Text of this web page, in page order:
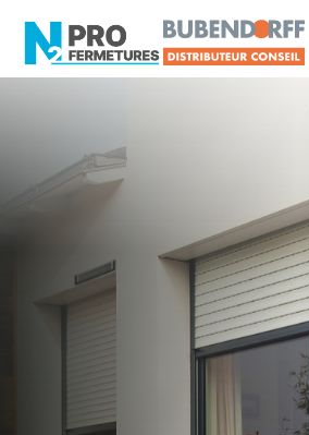
Distributeur
roulants Somfy
Orvault
Artisan, Menuisier, TPE ou